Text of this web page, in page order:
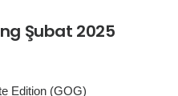
Şubat 2025
Edition (GOG)